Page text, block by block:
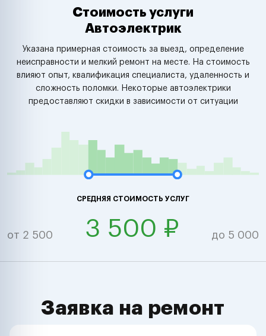
Стоимость услуги
Автоэлектрик
Указана примерная стоимость за выезд, определение
неисправности и мелкий ремонт на месте. На стоимость
влияют опыт, квалификация специалиста, удаленность и
сложность поломки. Некоторые автоэлектрики
предоставляют скидки в зависимости от ситуации
СРЕДНЯЯ СТОИМОСТЬ УСЛУГ
от 2 500 3 500 ₽ до 5 000
Заявка на ремонт